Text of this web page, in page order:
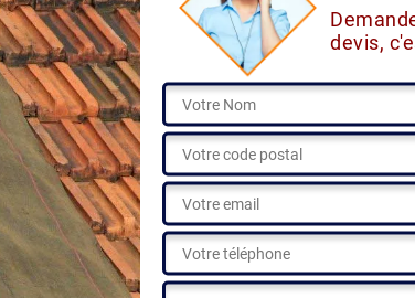
devis,